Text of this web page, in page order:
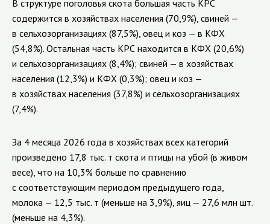
В структуре поголовья скота большая часть КРС
содержится в хозяйствах населения (70,9%), свиней —
в сельхозорганизациях (87,5%), овец и коз — в КФХ
(54,8%). Остальная часть КРС находится в КФХ (20,6%)
и сельхозорганизациях (8,4%); свиней — в хозяйствах
населения (12,3%) и КФХ (0,3%); овец и коз —
в хозяйствах населения (37,8%) и сельхозорганизациях
(7,4%).
За 4 месяца 2026 года в хозяйствах всех категорий
произведено 17,8 тыс. т скота и птицы на убой (в живом
весе), что на 10,3% больше по сравнению
с соответствующим периодом предыдущего года,
молока — 12,5 тыс. т (меньше на 3,9%), яиц — 27,6 млн шт.
(меньше на 4,3%).